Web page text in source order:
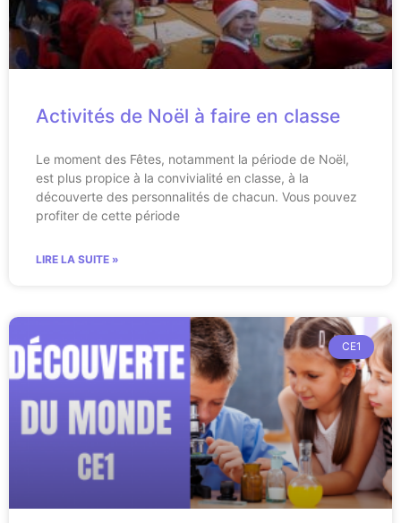
Activités de Noël à faire en classe
Le moment des Fêtes, notamment la période de Noël,
est plus propice à la convivialité en classe, à la
découverte des personnalités de chacun. Vous pouvez
profiter de cette période
LIRE LA SUITE »
CE1